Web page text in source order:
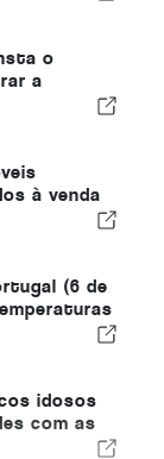
o
a
à
à venda
em
(6 de
idosos
com as